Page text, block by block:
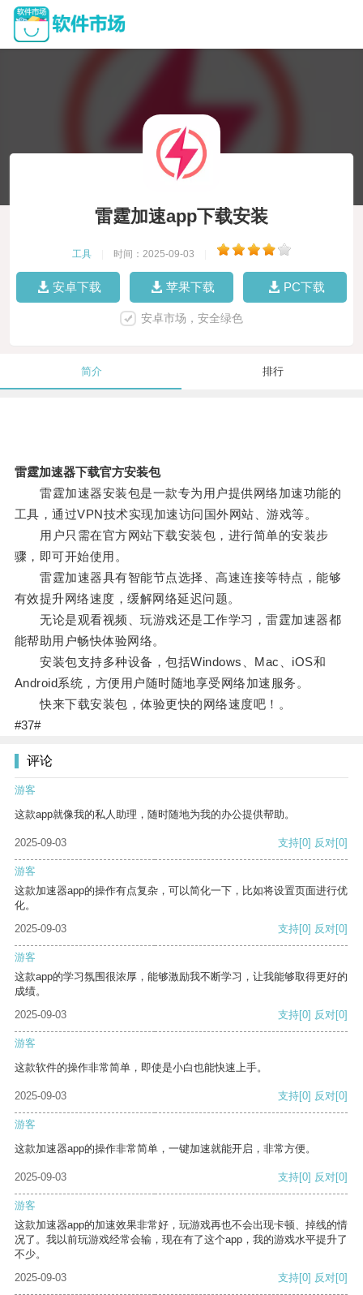
雷霆加速app下载安装
工具 时间：2025-09-03
安卓下载 苹果下载 PC下载
安卓市场，安全绿色
简介 排行
雷霆加速器下载官方安装包
雷霆加速器安装包是一款专为用户提供网络加速功能的
工具，通过VPN技术实现加速访问国外网站、游戏等。
用户只需在官方网站下载安装包，进行简单的安装步
骤，即可开始使用。
雷霆加速器具有智能节点选择、高速连接等特点，能够
有效提升网络速度，缓解网络延迟问题。
无论是观看视频、玩游戏还是工作学习，雷霆加速器都
能帮助用户畅快体验网络。
安装包支持多种设备，包括Windows、Mac、iOS和
Android系统，方便用户随时随地享受网络加速服务。
快来下载安装包，体验更快的网络速度吧！。
#37#
评论
游客
这款app就像我的私人助理，随时随地为我的办公提供帮助。
2025-09-03 支持[0] 反对[0]
游客
这款加速器app的操作有点复杂，可以简化一下，比如将设置页面进行优
化。
2025-09-03
支持[0] 反对[0]
游客
这款app的学习氛围很浓厚，能够激励我不断学习，让我能够取得更好的
成绩。
2025-09-03
支持[0] 反对[0]
游客
这款软件的操作非常简单，即使是小白也能快速上手。
2025-09-03 支持[0] 反对[0]
游客
这款加速器app的操作非常简单，一键加速就能开启，非常方便。
2025-09-03 支持[0] 反对[0]
游客
这款加速器app的加速效果非常好，玩游戏再也不会出现卡顿、掉线的情
况了。我以前玩游戏经常会输，现在有了这个app，我的游戏水平提升了
不少。
2025-09-03
支持[0] 反对[0]